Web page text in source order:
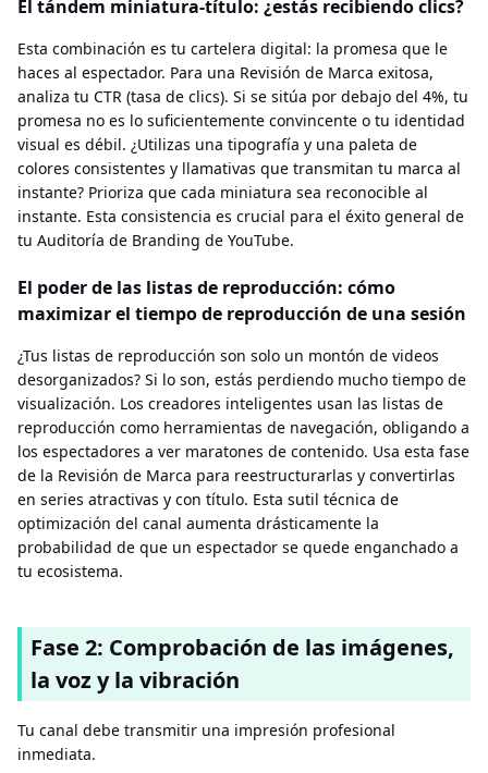
El tándem miniatura-título: ¿estás recibiendo clics?
Esta combinación es tu cartelera digital: la promesa que le
haces al espectador. Para una Revisión de Marca exitosa,
analiza tu CTR (tasa de clics). Si se sitúa por debajo del 4%, tu
promesa no es lo suficientemente convincente o tu identidad
visual es débil. ¿Utilizas una tipografía y una paleta de
colores consistentes y llamativas que transmitan tu marca al
instante? Prioriza que cada miniatura sea reconocible al
instante. Esta consistencia es crucial para el éxito general de
tu Auditoría de Branding de YouTube.
El poder de las listas de reproducción: cómo
maximizar el tiempo de reproducción de una sesión
¿Tus listas de reproducción son solo un montón de videos
desorganizados? Si lo son, estás perdiendo mucho tiempo de
visualización. Los creadores inteligentes usan las listas de
reproducción como herramientas de navegación, obligando a
los espectadores a ver maratones de contenido. Usa esta fase
de la Revisión de Marca para reestructurarlas y convertirlas
en series atractivas y con título. Esta sutil técnica de
optimización del canal aumenta drásticamente la
probabilidad de que un espectador se quede enganchado a
tu ecosistema.
Fase 2: Comprobación de las imágenes,
la voz y la vibración
Tu canal debe transmitir una impresión profesional
inmediata.